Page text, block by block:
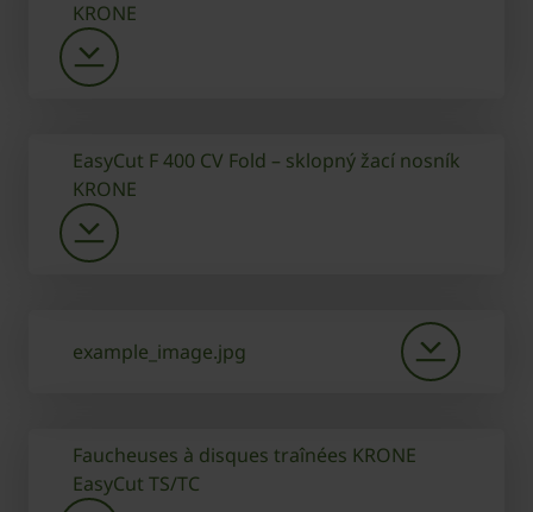
KRONE
EasyCut F 400 CV Fold – sklopný žací nosník
KRONE
example_image.jpg
Faucheuses à disques traînées KRONE
EasyCut TS/TC